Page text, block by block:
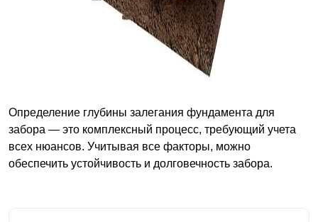
Определение глубины залегания фундамента для
забора — это комплексный процесс, требующий учета
всех нюансов. Учитывая все факторы, можно
обеспечить устойчивость и долговечность забора.